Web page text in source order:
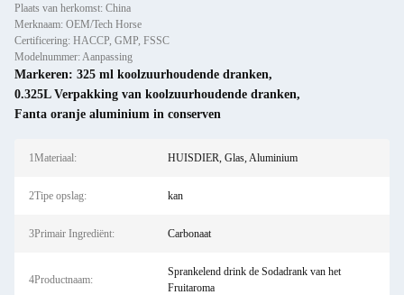
Plaats van herkomst: China
Merknaam: OEM/Tech Horse
Certificering: HACCP, GMP, FSSC
Modelnummer: Aanpassing
Markeren: 325 ml koolzuurhoudende dranken,
0.325L Verpakking van koolzuurhoudende dranken,
Fanta oranje aluminium in conserven
1Materiaal: HUISDIER, Glas, Aluminium
2Tipe opslag: kan
3Primair Ingrediënt: Carbonaat
4Productnaam:
Sprankelend drink de Sodadrank van het
Fruitaroma